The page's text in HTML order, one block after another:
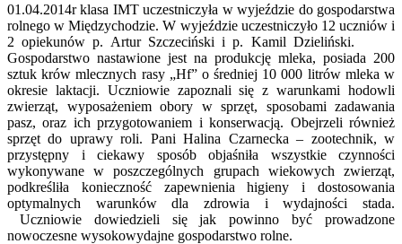
01.04.2014r klasa IMT uczestniczyła w wyjeździe do gospodarstwa
rolnego w Międzychodzie. W wyjeździe uczestniczyło 12 uczniów i
2 opiekunów p. Artur Szczeciński i p. Kamil Dzieliński.
Gospodarstwo nastawione jest na produkcję mleka, posiada 200
sztuk krów mlecznych rasy „Hf” o średniej 10 000 litrów mleka w
okresie laktacji. Uczniowie zapoznali się z warunkami hodowli
zwierząt, wyposażeniem obory w sprzęt, sposobami zadawania
pasz, oraz ich przygotowaniem i konserwacją. Obejrzeli również
sprzęt do uprawy roli. Pani Halina Czarnecka – zootechnik, w
przystępny i ciekawy sposób objaśniła wszystkie czynności
wykonywane w poszczególnych grupach wiekowych zwierząt,
podkreśliła konieczność zapewnienia higieny i dostosowania
optymalnych warunków dla zdrowia i wydajności stada.
Uczniowie dowiedzieli się jak powinno być prowadzone
nowoczesne wysokowydajne gospodarstwo rolne.